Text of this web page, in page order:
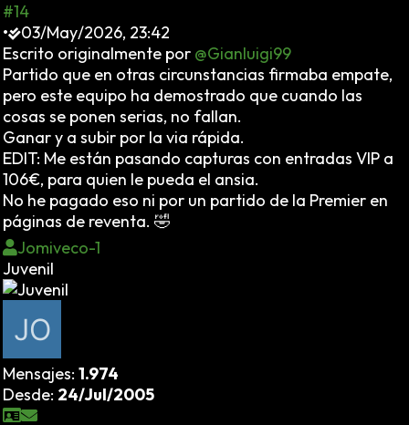
#14
•
03/May/2026, 23:42
Escrito originalmente por @Gianluigi99
Partido que en otras circunstancias firmaba empate,
pero este equipo ha demostrado que cuando las
cosas se ponen serias, no fallan.
Ganar y a subir por la via rápida.
EDIT: Me están pasando capturas con entradas VIP a
106€, para quien le pueda el ansia.
No he pagado eso ni por un partido de la Premier en
páginas de reventa. 🤣
Jomiveco-1
Juvenil
Mensajes: 1.974
Desde: 24/Jul/2005